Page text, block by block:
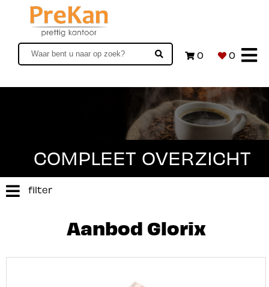
0 0
COMPLEET OVERZICHT
filter
Aanbod Glorix